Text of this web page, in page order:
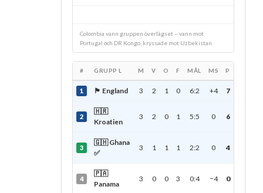
Colombia vann gruppen överlägset – vann mot
Portugal och DR Kongo, kryssade mot Uzbekistan
# GRUPP L M V O F MÅL MS P
1 🏴󠁧󠁢󠁥󠁮󠁧󠁿 England 3 2 1 0 6:2 +4 7
2
🇭🇷
Kroatien
3 2 0 1 5:5 0 6
3
🇬🇭 Ghana
✅
3 1 1 1 2:2 0 4
4
🇵🇦
Panama
3 0 0 3 0:4 −4 0